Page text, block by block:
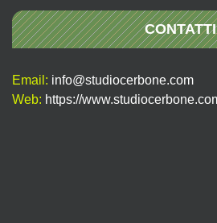
CONTATTI
Email: info@studiocerbone.com
Web: https://